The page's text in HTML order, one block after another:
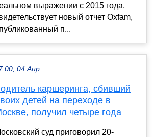
выражении с 2015 года,
новый отчет Oxfam,
п...
04 Апр
каршеринга, сбивший
детей на переходе в
получил четыре года
суд приговорил 20-